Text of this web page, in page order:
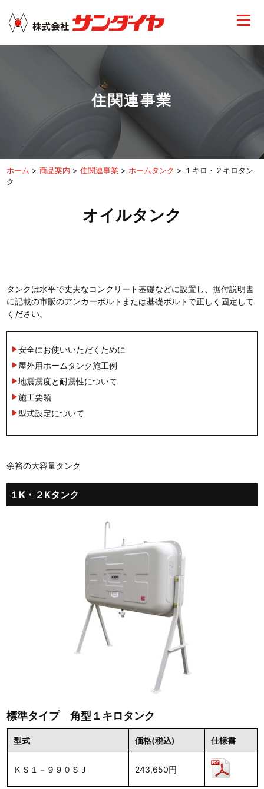
住関連事業
ホーム >商品案内 >住関連事業 > ホームタンク > １キロ・２キロタン
ク
オイルタンク
タンクは水平で丈夫なコンクリート基礎などに設置し、据付説明書
に記載の市販のアンカーボルトまたは基礎ボルトで正しく固定して
ください。
安全にお使いいただくために
屋外用ホームタンク施工例
地震震度と耐震性について
施工要領
型式設定について
余裕の大容量タンク
１K・２Kタンク
標準タイプ 角型１キロタンク
型式 価格(税込) 仕様書
ＫＳ１－９９０ＳＪ 243,650円